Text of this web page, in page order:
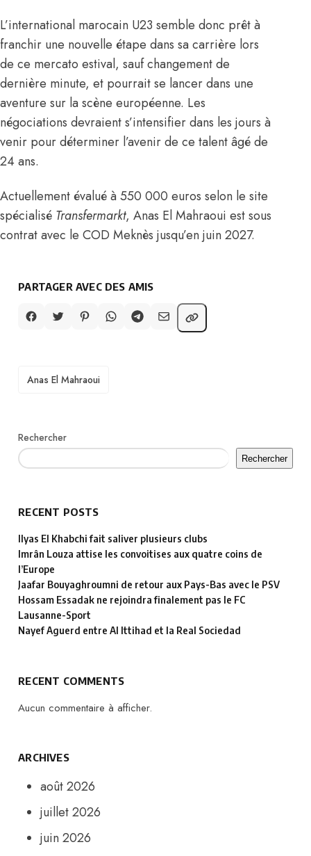
L’international marocain U23 semble donc prêt à
franchir une nouvelle étape dans sa carrière lors
de ce mercato estival, sauf changement de
dernière minute, et pourrait se lancer dans une
aventure sur la scène européenne. Les
négociations devraient s’intensifier dans les jours à
venir pour déterminer l’avenir de ce talent âgé de
24 ans.
Actuellement évalué à 550 000 euros selon le site
spécialisé Transfermarkt, Anas El Mahraoui est sous
contrat avec le COD Meknès jusqu’en juin 2027.
PARTAGER AVEC DES AMIS
TAGS
Anas El Mahraoui
Rechercher
Rechercher
RECENT POSTS
Ilyas El Khabchi fait saliver plusieurs clubs
Imrân Louza attise les convoitises aux quatre coins de
l’Europe
Jaafar Bouyaghroumni de retour aux Pays-Bas avec le PSV
Hossam Essadak ne rejoindra finalement pas le FC
Lausanne-Sport
Nayef Aguerd entre Al Ittihad et la Real Sociedad
RECENT COMMENTS
Aucun commentaire à afficher.
ARCHIVES
août 2026
juillet 2026
juin 2026